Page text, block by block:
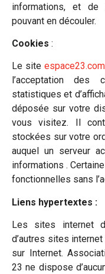
informations, et
pouvant en découler.
Cookies :
Le siteespace23.com
l’acceptation
statistiques et
déposée sur votre
vous visitez. Il
stockées sur votre
auquel un serveur
informations .
fonctionnelles sans
Liens hypertextes :
Les sites internet
d’autres sites
sur Internet.
23 ne dispose